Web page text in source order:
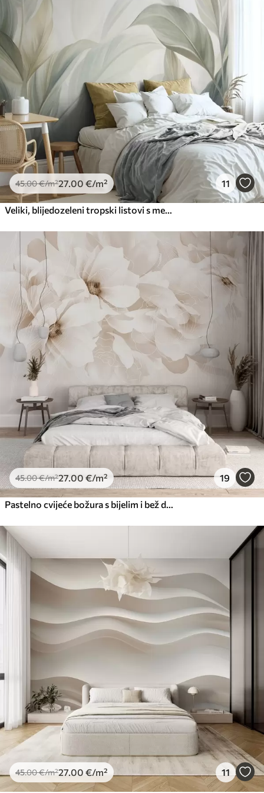
Premium
56 .67 €/m²
Premium vinil
66 40 .00 /m²
Peel and Stick
81.6749.00€/m²
45.00€/m²27 .00 €/m² 11
45.00€/m²27 .00 €/m² 19
45.00€/m²27 .00 €/m² 11